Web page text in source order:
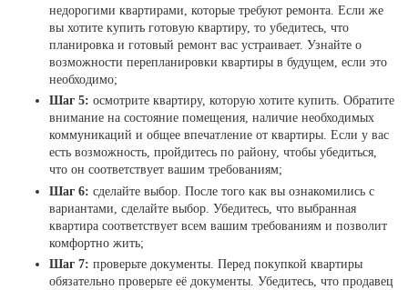
недорогими квартирами, которые требуют ремонта. Если же
вы хотите купить готовую квартиру, то убедитесь, что
планировка и готовый ремонт вас устраивает. Узнайте о
возможности перепланировки квартиры в будущем, если это
необходимо;
Шаг 5: осмотрите квартиру, которую хотите купить. Обратите
внимание на состояние помещения, наличие необходимых
коммуникаций и общее впечатление от квартиры. Если у вас
есть возможность, пройдитесь по району, чтобы убедиться,
что он соответствует вашим требованиям;
Шаг 6: сделайте выбор. После того как вы ознакомились с
вариантами, сделайте выбор. Убедитесь, что выбранная
квартира соответствует всем вашим требованиям и позволит
комфортно жить;
Шаг 7: проверьте документы. Перед покупкой квартиры
обязательно проверьте её документы. Убедитесь, что продавец